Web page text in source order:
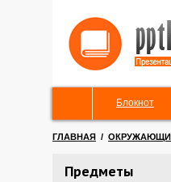
Блокнот
ГЛАВНАЯ /
Предметы